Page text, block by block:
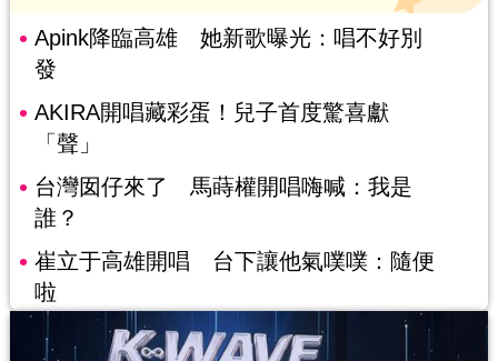
Apink降臨高雄 她新歌曝光：唱不好別
發
AKIRA開唱藏彩蛋！兒子首度驚喜獻
「聲」
台灣囡仔來了 馬蒔權開唱嗨喊：我是
誰？
崔立于高雄開唱 台下讓他氣噗噗：隨便
啦